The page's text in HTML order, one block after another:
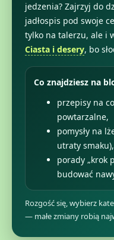
jedzenia? Zajrzyj do
jadłospis pod swoje
tylko na talerzu, ale i
Ciasta i desery, bo
Co znajdziesz na
przepisy na
powtarzalne,
pomysły na
utraty smaku),
porady „krok
budować
Rozgość się, wybierz
— małe zmiany robią